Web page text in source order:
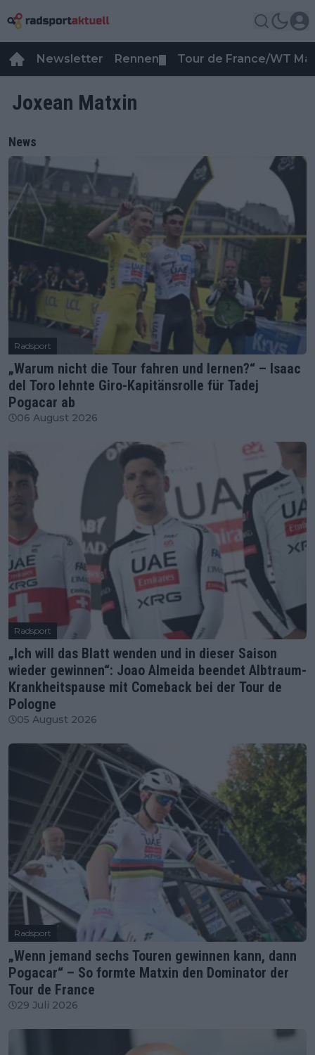
Newsletter Rennen Tour de France/WT
Joxean Matxin
News
Radsport
„Warum nicht die Tour fahren und lernen?“ – Isaac
del Toro lehnte Giro-Kapitänsrolle für Tadej
Pogacar ab
06 August 2026
Radsport
„Ich will das Blatt wenden und in dieser Saison
wieder gewinnen“: Joao Almeida beendet Albtraum-
Krankheitspause mit Comeback bei der Tour de
Pologne
05 August 2026
Radsport
„Wenn jemand sechs Touren gewinnen kann, dann
Pogacar“ – So formte Matxin den Dominator der
Tour de France
29 Juli 2026